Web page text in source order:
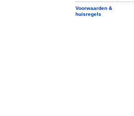
Voorwaarden &
huisregels